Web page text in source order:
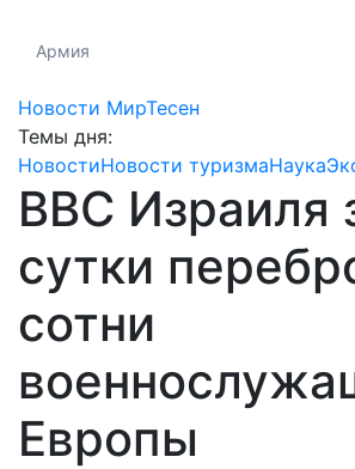
Армия
Новости МирТесен
Темы дня:
НовостиНовости туризмаНаука
ВВС Израиля
сутки
сотни
Европы